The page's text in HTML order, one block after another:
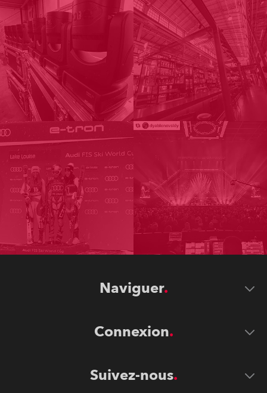
Naviguer
Connexion
Suivez-nous